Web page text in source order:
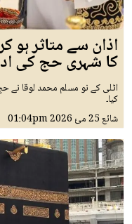
اذان سے متاثر ہو
کا شہری حج کی
اٹلی کے نو مسلم محمد لوقا نے
کیا۔
شائع25 مئ 2026 01:04pm